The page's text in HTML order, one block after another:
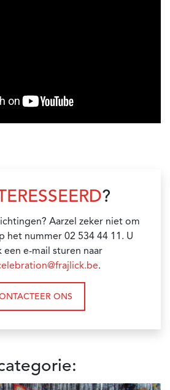
?
Aarzel zeker niet om
het nummer 02 534 44 11. U
een e-mail sturen naar
.
ONS